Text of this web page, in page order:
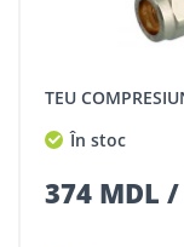
TEU
În stoc
374 MDL